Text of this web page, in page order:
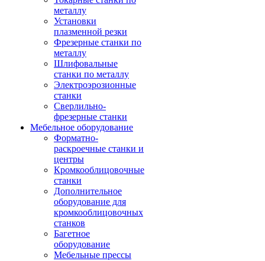
металлу
Установки
плазменной резки
Фрезерные станки по
металлу
Шлифовальные
станки по металлу
Электроэрозионные
станки
Сверлильно-
фрезерные станки
Мебельное оборудование
Форматно-
раскроечные станки и
центры
Кромкооблицовочные
станки
Дополнительное
оборудование для
кромкооблицовочных
станков
Багетное
оборудование
Мебельные прессы